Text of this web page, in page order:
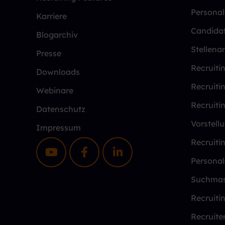
Karriere
Blogarchiv
Presse
Downloads
Webinare
Datenschutz
Impressum